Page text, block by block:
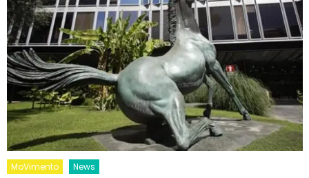
MoVimento News